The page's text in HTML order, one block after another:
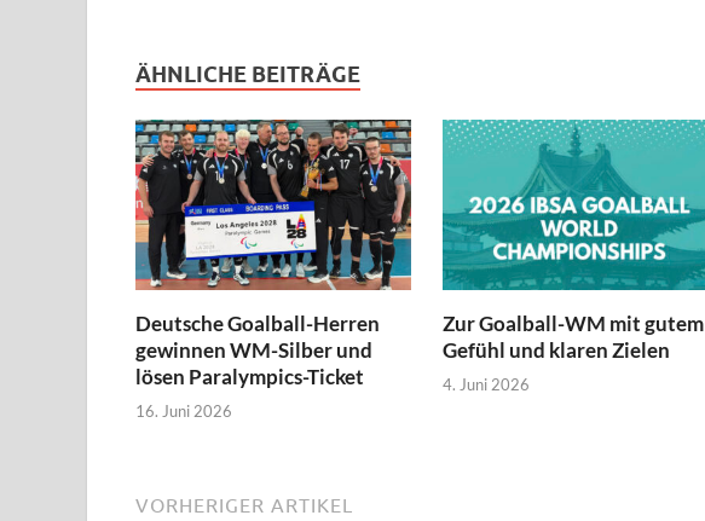
ÄHNLICHE BEITRÄGE
Deutsche Goalball-Herren
gewinnen WM-Silber und
lösen Paralympics-Ticket
16. Juni 2026
Zur Goalball-WM mit gutem
Gefühl und klaren Zielen
4. Juni 2026
VORHERIGER ARTIKEL